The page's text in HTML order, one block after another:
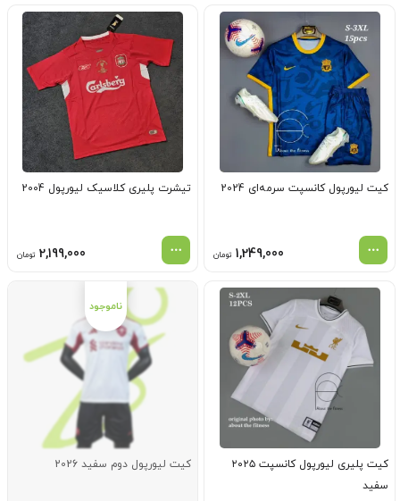
کیت لیورپول کانسپت سرمه‌ای 2024
1,249,000 تومان
تیشرت پلیری کلاسیک لیورپول 2004
2,199,000 تومان
کیت پلیری لیورپول کانسپت ۲۰۲۵
سفید
کیت لیورپول دوم سفید 2026